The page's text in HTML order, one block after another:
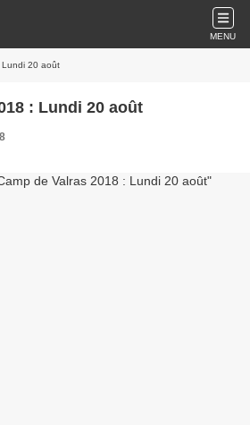
MENU
Lundi 20 août
: Lundi 20 août